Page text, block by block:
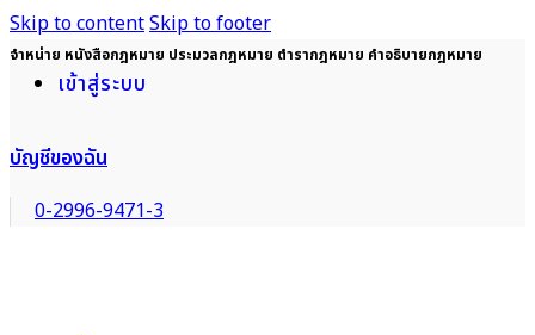
Skip to contentSkip to footer
จำหน่าย หนังสือกฎหมาย ประมวลกฎหมาย ตำรากฎหมาย คำอธิบายกฎหมาย
เข้าสู่ระบบ
บัญชีของฉัน
0-2996-9471-3